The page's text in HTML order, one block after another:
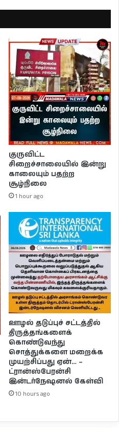
குருவிட்ட
சிறைச்சாலையில் இன்று
காலையும் பதற்ற
சூழ்நிலை
1 hour ago
ஊழல் தடுப்புச் சட்டத்தில்
திருத்தங்களைக்
கொண்டுவந்து
சொத்துக்களை மறைக்க
முயற்சிப்பது ஏன்… –
ட்ரான்ஸ்பேரன்சி
இன்டர்நேஷனல் கேள்வி
10 hours ago